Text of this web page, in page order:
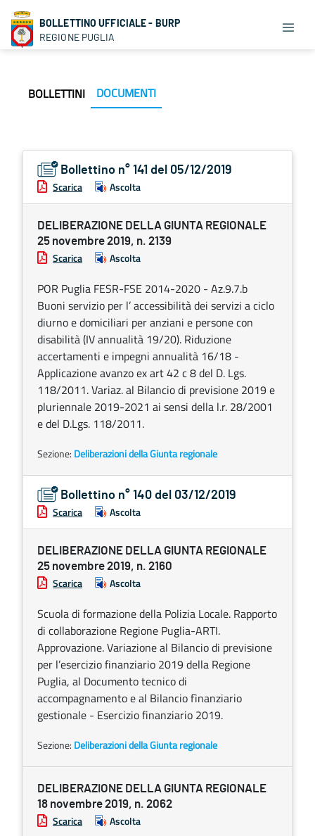
BOLLETTINO UFFICIALE - BURP
REGIONE PUGLIA
BOLLETTINI DOCUMENTI
Bollettino n° 141 del 05/12/2019
Scarica Ascolta
DELIBERAZIONE DELLA GIUNTA REGIONALE
25 novembre 2019, n. 2139
Scarica Ascolta
POR Puglia FESR-FSE 2014-2020 - Az.9.7.b
Buoni servizio per l’ accessibilità dei servizi a ciclo
diurno e domiciliari per anziani e persone con
disabilità (IV annualità 19/20). Riduzione
accertamenti e impegni annualità 16/18 -
Applicazione avanzo ex art 42 c 8 del D. Lgs.
118/2011. Variaz. al Bilancio di previsione 2019 e
pluriennale 2019-2021 ai sensi della l.r. 28/2001
e del D.Lgs. 118/2011.
Sezione: Deliberazioni della Giunta regionale
Bollettino n° 140 del 03/12/2019
Scarica Ascolta
DELIBERAZIONE DELLA GIUNTA REGIONALE
25 novembre 2019, n. 2160
Scarica Ascolta
Scuola di formazione della Polizia Locale. Rapporto
di collaborazione Regione Puglia-ARTI.
Approvazione. Variazione al Bilancio di previsione
per l’esercizio finanziario 2019 della Regione
Puglia, al Documento tecnico di
accompagnamento e al Bilancio fìnanziario
gestionale - Esercizio finanziario 2019.
Sezione: Deliberazioni della Giunta regionale
DELIBERAZIONE DELLA GIUNTA REGIONALE
18 novembre 2019, n. 2062
Scarica Ascolta